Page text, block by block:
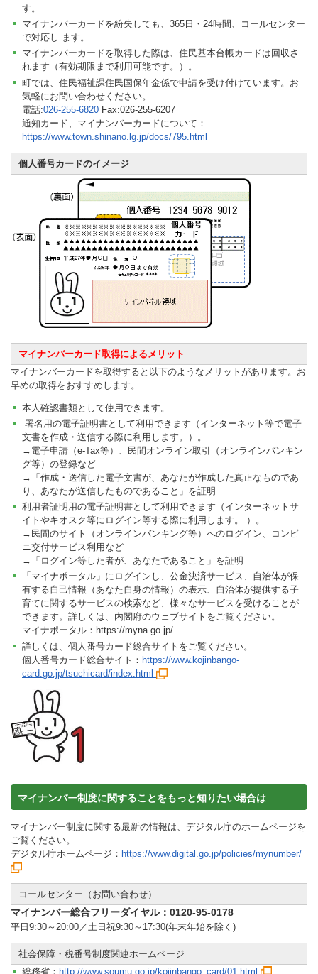
す。
マイナンバーカードを紛失しても、365日・24時間、コールセンター
で対応し ます。
マイナンバーカードを取得した際は、住民基本台帳カードは回収さ
れます（有効期限まで利用可能です。）。
町では、住民福祉課住民国保年金係で申請を受け付けています。お
気軽にお問い合わせください。
電話:026-255-6820 Fax:026-255-6207
通知カード、マイナンバーカードについて：
https://www.town.shinano.lg.jp/docs/795.html
個人番号カードのイメージ
マイナンバーカード取得によるメリット
マイナンバーカードを取得すると以下のようなメリットがあります。お
早めの取得をおすすめします。
本人確認書類として使用できます。
署名用の電子証明書として利用できます（インターネット等で電子
文書を作成・送信する際に利用します。）。
→電子申請（e-Tax等）、民間オンライン取引（オンラインバンキン
グ等）の登録など
→「作成・送信した電子文書が、あなたが作成した真正なものであ
り、あなたが送信したものであること」を証明
利用者証明用の電子証明書として利用できます（インターネットサ
イトやキオスク等にログイン等する際に利用します。 ）。
→ 民間のサイト（オンラインバンキング等）へのログイン、コンビ
ニ交付サービス利用など
→「ログイン等した者が、あなたであること」を証明
「マイナポータル」にログインし、公金決済サービス、自治体が保
有する自己情報（あなた自身の情報）の表示、自治体が提供する子
育てに関するサービスの検索など、様々なサービスを受けることが
できます。詳しくは、内閣府のウェブサイトをご覧ください。
マイナポータル：https://myna.go.jp/
詳しくは、個人番号カード総合サイトをご覧ください。
個人番号カード総合サイト： https://www.kojinbango-
card.go.jp/tsuchicard/index.html
マイナンバー制度に関することをもっと知りたい場合は
マイナンバー制度に関する最新の情報は、デジタル庁のホームページを
ご覧ください。
デジタル庁ホームページ： https://www.digital.go.jp/policies/mynumber/
コールセンター（お問い合わせ）
マイナンバー総合フリーダイヤル：0120-95-0178
平日9:30～20:00／土日祝9:30～17:30(年末年始を除く)
社会保障・税番号制度関連ホームページ
総務省： http://www.soumu.go.jp/kojinbango_card/01.html